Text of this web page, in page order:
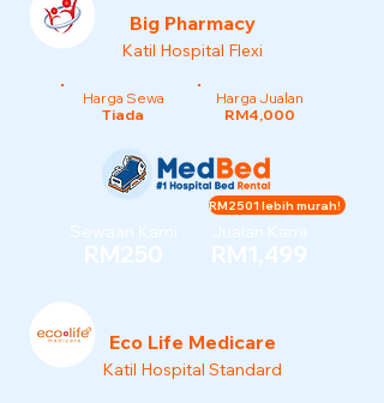
Big Pharmacy
Katil Hospital Flexi
Harga Sewa
Tiada
Harga Jualan
RM4,000
Sewaan Kami
RM250
Jualan Kami
RM1,499
RM2501 lebih murah!
Eco Life Medicare
Katil Hospital Standard